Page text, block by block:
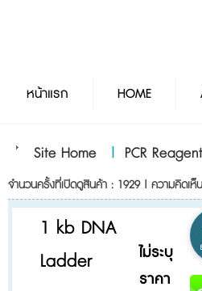
หน้าแรก HOME
Site Home | PCR Reagent
จำนวนครั้งที่เปิดดูสินค้า : 1929 | ความคิดเห็
1 kb DNA
Ladder
ไม่ระบุ
ราคา